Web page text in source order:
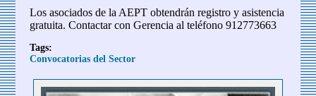
Los asociados de la AEPT obtendrán registro y asistencia
gratuita. Contactar con Gerencia al teléfono 912773663
Tags:
Convocatorias del Sector